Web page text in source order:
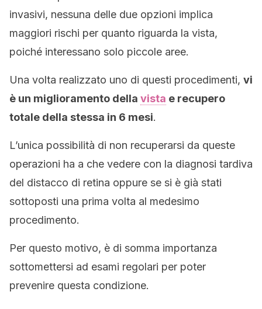
invasivi, nessuna delle due opzioni implica
maggiori rischi per quanto riguarda la vista,
poiché interessano solo piccole aree.
Una volta realizzato uno di questi procedimenti, vi
è un miglioramento della vista e recupero
totale della stessa in 6 mesi.
L’unica possibilità di non recuperarsi da queste
operazioni ha a che vedere con la diagnosi tardiva
del distacco di retina oppure se si è già stati
sottoposti una prima volta al medesimo
procedimento.
Per questo motivo, è di somma importanza
sottomettersi ad esami regolari per poter
prevenire questa condizione.